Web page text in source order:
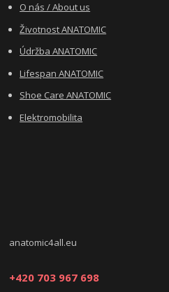
O nás / About us
Životnost ANATOMIC
Údržba ANATOMIC
Lifespan ANATOMIC
Shoe Care ANATOMIC
Elektromobilita
anatomic4all.eu
+420 703 967 698